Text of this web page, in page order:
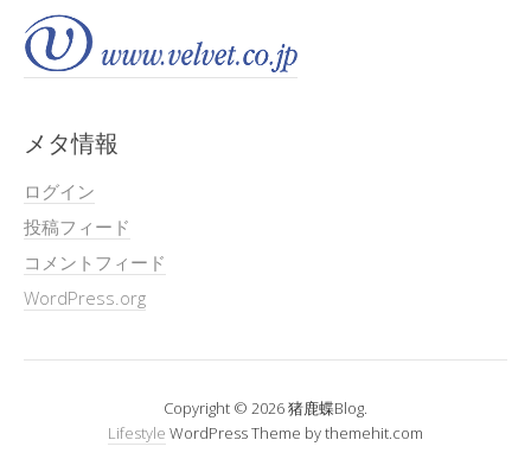
メタ情報
ログイン
投稿フィード
コメントフィード
WordPress.org
Copyright © 2026 猪鹿蝶Blog.
Lifestyle WordPress Theme by themehit.com